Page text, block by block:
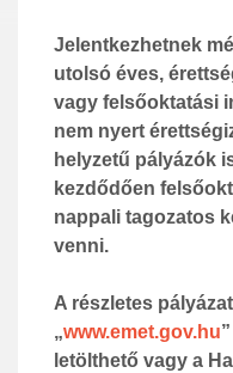
Jelentkezhetnek
utolsó éves,
vagy felsőoktatási
nem nyert
helyzetű pályázók
kezdődően
nappali tagozatos
venni.
A részletes
„www.emet.gov.hu
letölthető vagy a